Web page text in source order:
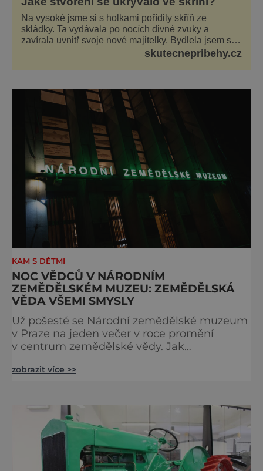
Na vysoké jsme si s holkami pořídily skříň ze
skládky. Ta vydávala po nocích divné zvuky a
zavírala uvnitř svoje nové majitelky. Bydlela jsem se
dvěma kamarádkami a bavilo nás zvelebovat si náš
byt. Skoro denně jsme tahaly domů různé kousky od
skutecnepribehy.cz
KAM S DĚTMI
NOC VĚDCŮ V NÁRODNÍM
ZEMĚDĚLSKÉM MUZEU: ZEMĚDĚLSKÁ
VĚDA VŠEMI SMYSLY
Už pošesté se Národní zemědělské muzeum
v Praze na jeden večer v roce promění
v centrum zemědělské vědy. Jak
výzkumníci z různých oblastí živočišné a
koná v pátek 30. září od 17 do 22 hodin. Na
více než dvou desítkách stanovišť tu budou
pro návštěvníky připraveny ukázky vědec
zobrazit více >>